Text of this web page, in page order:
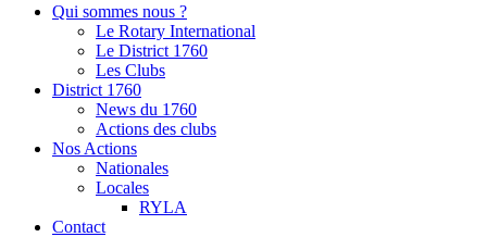
Qui sommes nous ?
Le Rotary International
Le District 1760
Les Clubs
District 1760
News du 1760
Actions des clubs
Nos Actions
Nationales
Locales
RYLA
Contact